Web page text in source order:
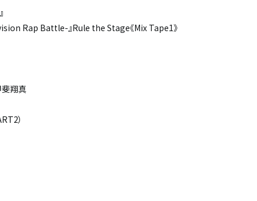
』
Rap Battle-』Rule the Stage《Mix Tape1》
斐翔真
）